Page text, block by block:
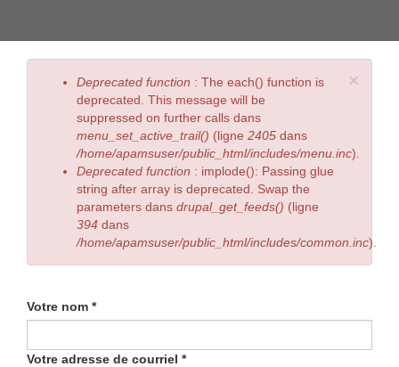
×
Deprecated function : The each() function is
deprecated. This message will be
suppressed on further calls dans
menu_set_active_trail() (ligne 2405 dans
/home/apamsuser/public_html/includes/menu.inc).
Deprecated function : implode(): Passing glue
string after array is deprecated. Swap the
parameters dans drupal_get_feeds() (ligne
394 dans
/home/apamsuser/public_html/includes/common.inc).
Votre nom *
Votre adresse de courriel *